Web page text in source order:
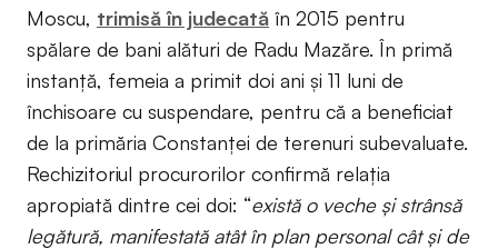
Moscu, trimisă în judecată în 2015 pentru
spălare de bani alături de Radu Mazăre. În primă
instanță, femeia a primit doi ani și 11 luni de
închisoare cu suspendare, pentru că a beneficiat
de la primăria Constanței de terenuri subevaluate.
Rechizitoriul procurorilor confirmă relația
apropiată dintre cei doi: “există o veche și strânsă
legătură, manifestată atât în plan personal cât și de